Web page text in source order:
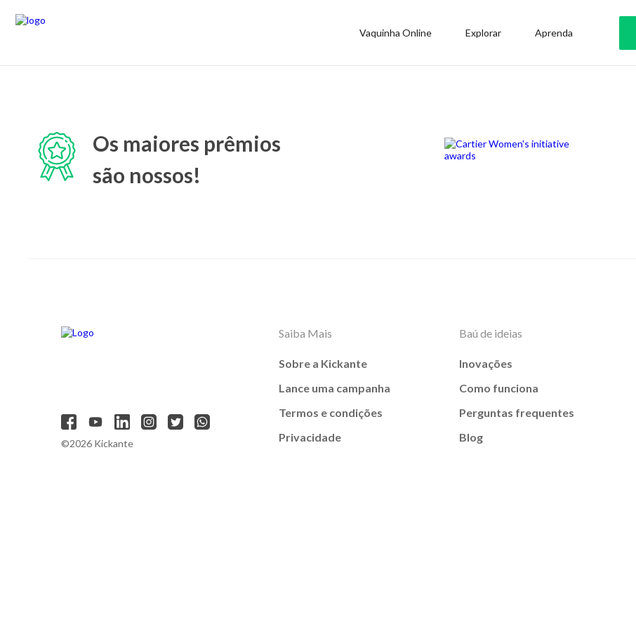
Vaquinha Online Explorar Aprenda
Os maiores prêmios
são nossos!
©2026 Kickante
Saiba Mais
Sobre a Kickante
Lance uma campanha
Termos e condições
Privacidade
Baú de ideias
Inovações
Como funciona
Perguntas frequentes
Blog